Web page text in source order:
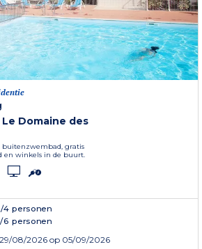
Domaine des
gratis
en winkels in de buurt.
4 personen
6 personen
29/08/2026 op 05/09/2026